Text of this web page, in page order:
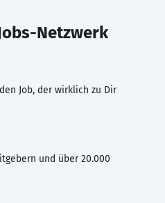
Netzwerk
Job, der wirklich zu Dir
und über 20.000